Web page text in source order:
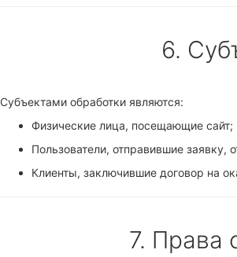
6.
Субъектами обработки являются:
Физические лица, посещающие сайт;
Пользователи, отправившие
Клиенты, заключившие договор на
7. Права